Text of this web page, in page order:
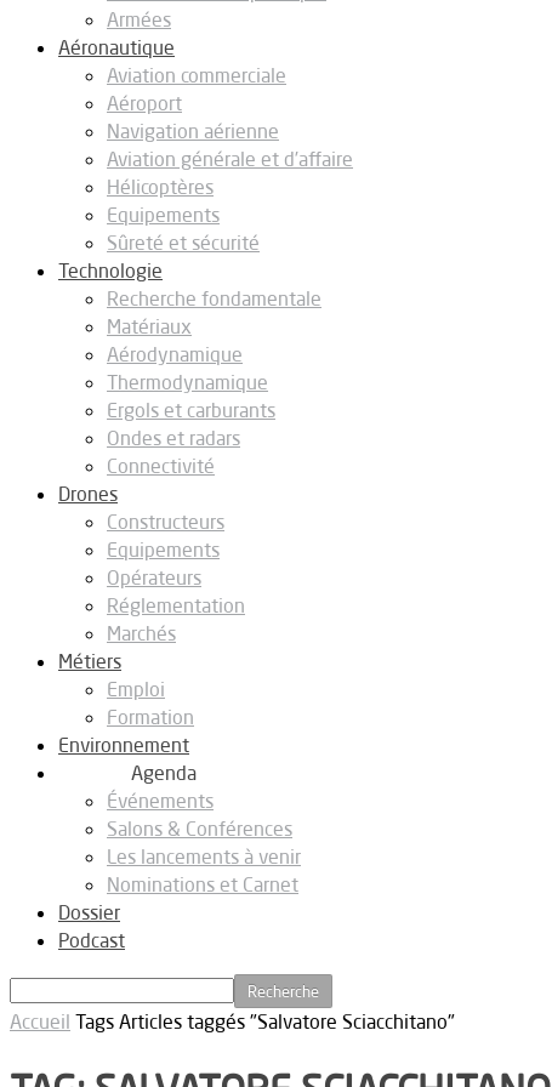
Armées
Aéronautique
Aviation commerciale
Aéroport
Navigation aérienne
Aviation générale et d’affaire
Hélicoptères
Equipements
Sûreté et sécurité
Technologie
Recherche fondamentale
Matériaux
Aérodynamique
Thermodynamique
Ergols et carburants
Ondes et radars
Connectivité
Drones
Constructeurs
Equipements
Opérateurs
Réglementation
Marchés
Métiers
Emploi
Formation
Environnement
Agenda
Événements
Salons & Conférences
Les lancements à venir
Nominations et Carnet
Dossier
Podcast
Accueil Tags Articles taggés "Salvatore Sciacchitano"